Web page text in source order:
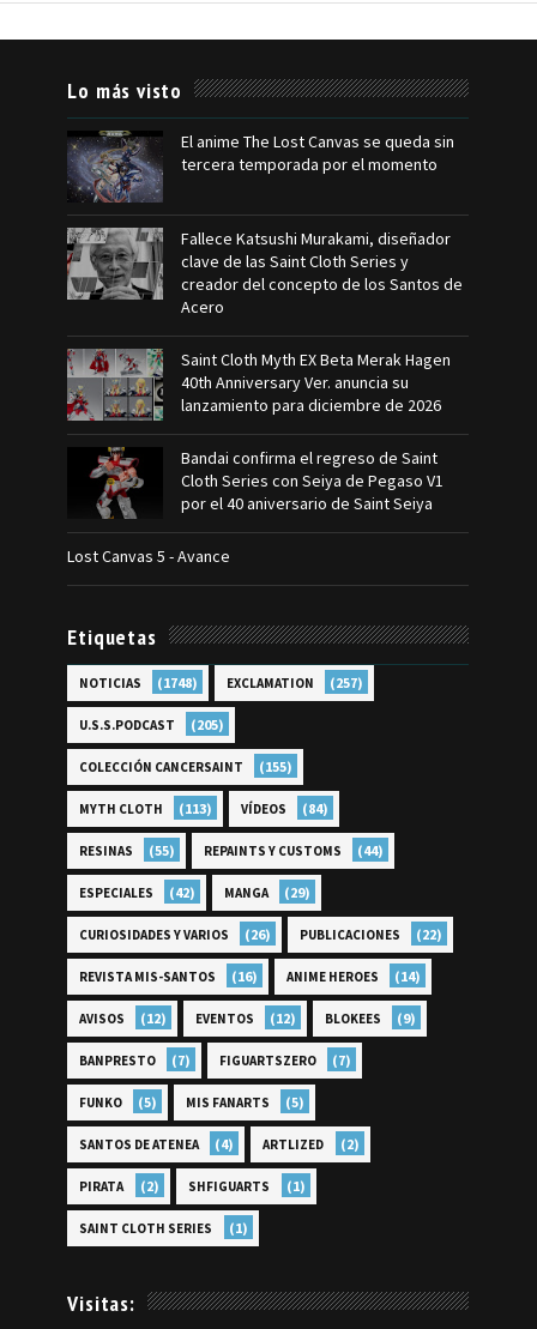
Lo más visto
El anime The Lost Canvas se queda sin
tercera temporada por el momento
Fallece Katsushi Murakami, diseñador
clave de las Saint Cloth Series y
creador del concepto de los Santos de
Acero
Saint Cloth Myth EX Beta Merak Hagen
40th Anniversary Ver. anuncia su
lanzamiento para diciembre de 2026
Bandai confirma el regreso de Saint
Cloth Series con Seiya de Pegaso V1
por el 40 aniversario de Saint Seiya
Lost Canvas 5 - Avance
Etiquetas
NOTICIAS (1748) EXCLAMATION (257)
U.S.S.PODCAST (205)
COLECCIÓN CANCERSAINT (155)
MYTH CLOTH (113) VÍDEOS (84)
RESINAS (55) REPAINTS Y CUSTOMS (44)
ESPECIALES (42) MANGA (29)
CURIOSIDADES Y VARIOS (26) PUBLICACIONES (22)
REVISTA MIS-SANTOS (16) ANIME HEROES (14)
AVISOS (12) EVENTOS (12) BLOKEES (9)
BANPRESTO (7) FIGUARTSZERO (7)
FUNKO (5) MIS FANARTS (5)
SANTOS DE ATENEA (4) ARTLIZED (2)
PIRATA (2) SHFIGUARTS (1)
SAINT CLOTH SERIES (1)
Visitas: